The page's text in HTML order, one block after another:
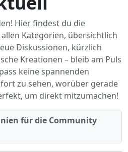
Hier findest du die
Kategorien, übersichtlich
Diskussionen, kürzlich
Kreationen – bleib am Puls
keine spannenden
zu sehen, worüber gerade
um direkt mitzumachen!
für die Community